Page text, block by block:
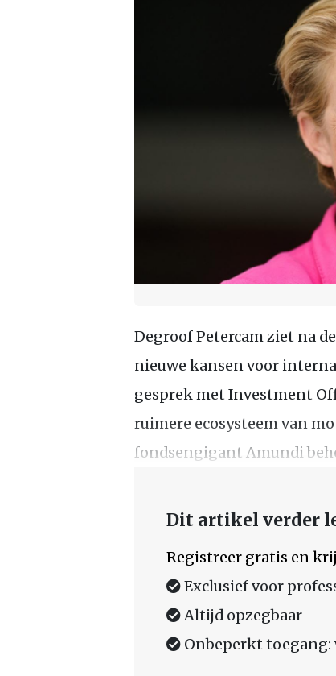
Degroof Petercam ziet na
nieuwe kansen voor
gesprek met Investment
ruimere ecosysteem van
fondsengigant Amundi
Dit artikel verder
Registreer gratis en
Exclusief voor
Altijd opzegbaar
Onbeperkt toegang: